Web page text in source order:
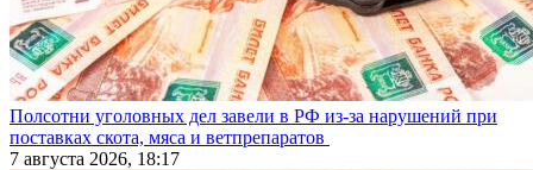
Полсотни уголовных дел завели в РФ из-за нарушений при
поставках скота, мяса и ветпрепаратов
7 августа 2026, 18:17